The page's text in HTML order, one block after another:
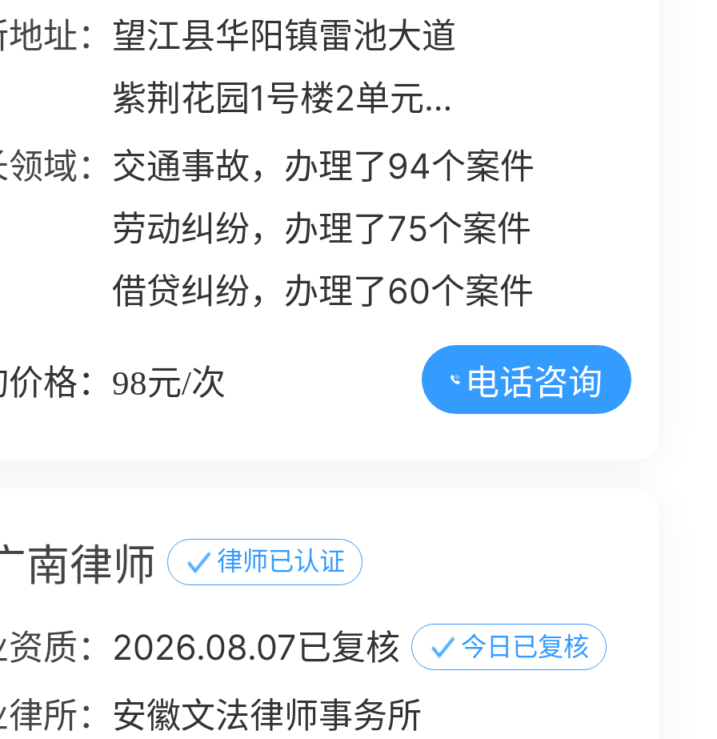
址： 望江县华阳镇雷池大道
紫荆花园1号楼2单元
101室
域： 交通事故，办理了94个案件
劳动纠纷，办理了75个案件
借贷纠纷，办理了60个案件
格：98元/次 电话咨询
南律师 律师已认证
质： 2026.08.07已复核 今日已复核
所： 安徽文法律师事务所